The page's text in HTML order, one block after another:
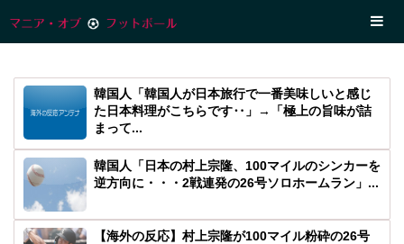
韓国人「韓国人が日本旅行で一番美味しいと感じ
た日本料理がこちらです‥」→「極上の旨味が詰
まって...
韓国人「日本の村上宗隆、100マイルのシンカーを
逆方向に・・・2戦連発の26号ソロホームラン」...
【海外の反応】村上宗隆が100マイル粉砕の26号